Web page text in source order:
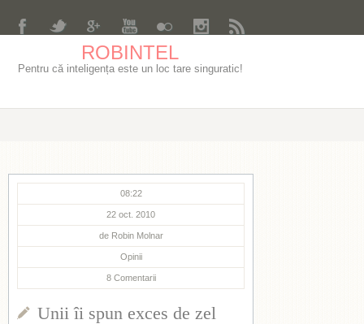
ROBINTEL
Pentru că inteligența este un loc tare singuratic!
08:22
22 oct. 2010
de Robin Molnar
Opinii
8 Comentarii
Unii îi spun exces de zel